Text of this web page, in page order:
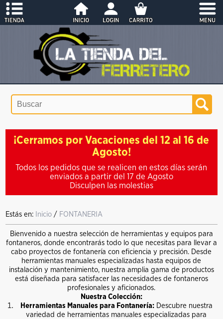
¡Cerramos por Vacaciones del 12 al 16 de
Agosto!
Todos los pedidos que se realicen en estos días serán
enviados a partir del 17 de Agosto
Disculpen las molestias
Estás en: Inicio / FONTANERIA
Bienvenido a nuestra selección de herramientas y equipos para
fontaneros, donde encontrarás todo lo que necesitas para llevar a
cabo proyectos de fontanería con eficiencia y precisión. Desde
herramientas manuales especializadas hasta equipos de
instalación y mantenimiento, nuestra amplia gama de productos
está diseñada para satisfacer las necesidades de fontaneros
profesionales y aficionados.
Nuestra Colección:
Herramientas Manuales para Fontanería:Descubre nuestra
variedad de herramientas manuales especializadas para